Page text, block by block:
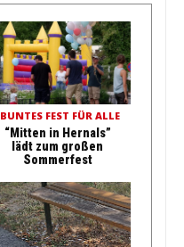
BUNTES FEST FÜR ALLE
“Mitten in Hernals”
lädt zum großen
Sommerfest